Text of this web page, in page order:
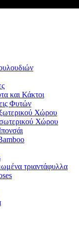
και Κάκτοι
Φυτών
Χώρου
Χώρου
τριαντάφυλλα